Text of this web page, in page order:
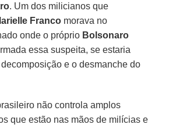
. Um dos milicianos que
Franco morava no
onde o próprio Bolsonaro
essa suspeita, se estaria
e o desmanche do
não controla amplos
que estão nas mãos de milícias e